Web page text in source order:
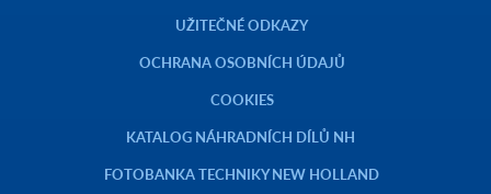
UŽITEČNÉ ODKAZY
OCHRANA OSOBNÍCH ÚDAJŮ
COOKIES
KATALOG NÁHRADNÍCH DÍLŮ NH
FOTOBANKA TECHNIKY NEW HOLLAND